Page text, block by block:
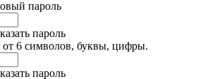
пароль
6 символов, буквы, цифры.